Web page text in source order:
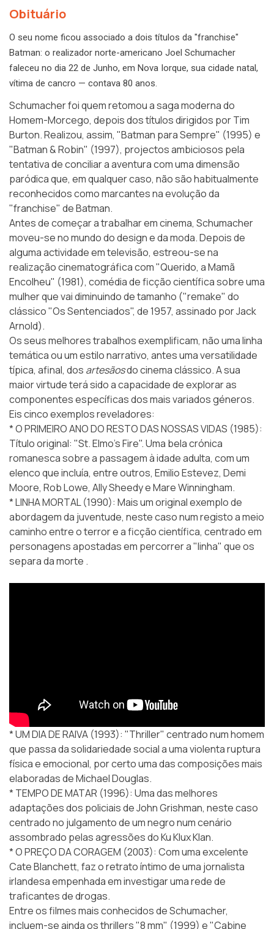
Obituário
O seu nome ficou associado a dois títulos da "franchise"
Batman: o realizador norte-americano Joel Schumacher
faleceu no dia 22 de Junho, em Nova Iorque, sua cidade natal,
vítima de cancro — contava 80 anos.
Schumacher foi quem retomou a saga moderna do
Homem-Morcego, depois dos títulos dirigidos por Tim
Burton. Realizou, assim, "Batman para Sempre" (1995) e
"Batman & Robin" (1997), projectos ambiciosos pela
tentativa de conciliar a aventura com uma dimensão
paródica que, em qualquer caso, não são habitualmente
reconhecidos como marcantes na evolução da
"franchise" de Batman.
Antes de começar a trabalhar em cinema, Schumacher
moveu-se no mundo do design e da moda. Depois de
alguma actividade em televisão, estreou-se na
realização cinematográfica com "Querido, a Mamã
Encolheu" (1981), comédia de ficção científica sobre uma
mulher que vai diminuindo de tamanho ("remake" do
clássico "Os Sentenciados", de 1957, assinado por Jack
Arnold).
Os seus melhores trabalhos exemplificam, não uma linha
temática ou um estilo narrativo, antes uma versatilidade
típica, afinal, dos artesãosdo cinema clássico. A sua
maior virtude terá sido a capacidade de explorar as
componentes específicas dos mais variados géneros.
Eis cinco exemplos reveladores:
* O PRIMEIRO ANO DO RESTO DAS NOSSAS VIDAS (1985):
Título original: "St. Elmo’s Fire". Uma bela crónica
romanesca sobre a passagem à idade adulta, com um
elenco que incluía, entre outros, Emilio Estevez, Demi
Moore, Rob Lowe, Ally Sheedy e Mare Winningham.
* LINHA MORTAL (1990): Mais um original exemplo de
abordagem da juventude, neste caso num registo a meio
caminho entre o terror e a ficção científica, centrado em
personagens apostadas em percorrer a "linha" que os
separa da morte .
* UM DIA DE RAIVA (1993): "Thriller" centrado num homem
que passa da solidariedade social a uma violenta ruptura
física e emocional, por certo uma das composições mais
elaboradas de Michael Douglas.
* TEMPO DE MATAR (1996): Uma das melhores
adaptações dos policiais de John Grishman, neste caso
centrado no julgamento de um negro num cenário
assombrado pelas agressões do Ku Klux Klan.
* O PREÇO DA CORAGEM (2003): Com uma excelente
Cate Blanchett, faz o retrato íntimo de uma jornalista
irlandesa empenhada em investigar uma rede de
traficantes de drogas.
Entre os filmes mais conhecidos de Schumacher,
incluem-se ainda os thrillers "8 mm" (1999) e "Cabine